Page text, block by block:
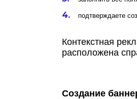
подтверждаете
Контекстная
расположена
Создание